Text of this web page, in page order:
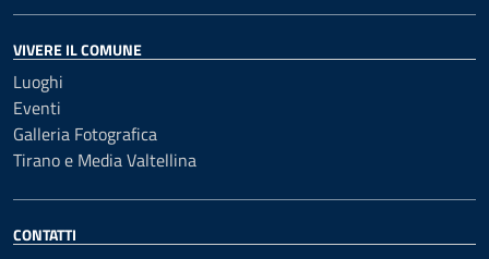
VIVERE IL COMUNE
Luoghi
Eventi
Galleria Fotografica
Tirano e Media Valtellina
CONTATTI